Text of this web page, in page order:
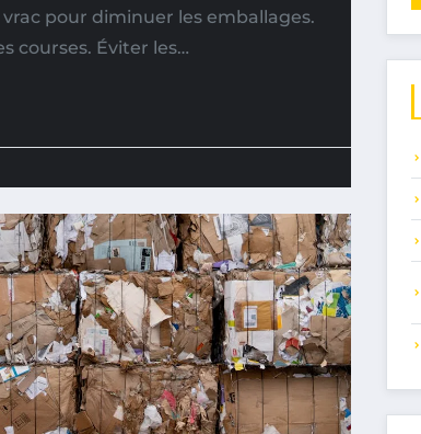
pour diminuer les emballages.
courses. Éviter les…